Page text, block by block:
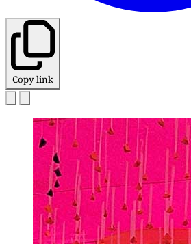
Copy link